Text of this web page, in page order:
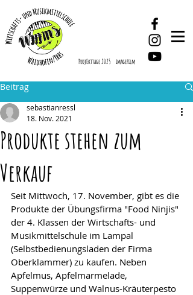
imagefilm
ProjEkttage 2025
Beitrag
Produkte stehen zum
Verkauf
sebastianressl
18. Nov. 2021
Seit Mittwoch, 17. November, gibt es die
Produkte der Übungsfirma "Food Ninjis"
der 4. Klassen der Wirtschafts- und
Musikmittelschule im Lampal
(Selbstbedienungsladen der Firma
Oberklammer) zu kaufen. Neben
Apfelmus, Apfelmarmelade,
Suppenwürze und Walnus-Kräuterpesto